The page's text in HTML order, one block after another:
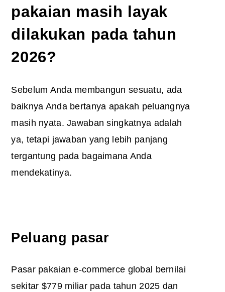
pakaian masih layak
dilakukan pada tahun
2026?
Sebelum Anda membangun sesuatu, ada
baiknya Anda bertanya apakah peluangnya
masih nyata. Jawaban singkatnya adalah
ya, tetapi jawaban yang lebih panjang
tergantung pada bagaimana Anda
mendekatinya.
Peluang pasar
Pasar pakaian e-commerce global bernilai
sekitar $779 miliar pada tahun 2025 dan